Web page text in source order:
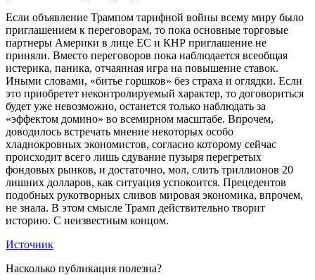
Если объявление Трампом тарифной войны всему миру было
приглашением к переговорам, то пока основные торговые
партнеры Америки в лице ЕС и КНР приглашение не
приняли. Вместо переговоров пока наблюдается всеобщая
истерика, паника, отчаянная игра на повышение ставок.
Иными словами, «битье горшков» без страха и оглядки. Если
это приобретет неконтролируемый характер, то договориться
будет уже невозможно, останется только наблюдать за
«эффектом домино» во всемирном масштабе. Впрочем,
доводилось встречать мнение некоторых особо
хладнокровных экономистов, согласно которому сейчас
происходит всего лишь сдувание пузыря перегретых
фондовых рынков, и достаточно, мол, слить триллионов 20
лишних долларов, как ситуация успокоится. Прецедентов
подобных рукотворных сливов мировая экономика, впрочем,
не знала. В этом смысле Трамп действительно творит
историю. С неизвестным концом.
Источник
Насколько публикация полезна?